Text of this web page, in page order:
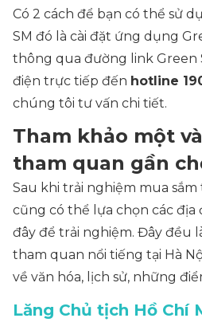
Có 2 cách để bạn có thể sử
SM đó là cài đặt ứng dụng
thông qua đường link Green
điện trực tiếp đến hotline
chúng tôi tư vấn chi tiết.
Tham khảo một
tham quan gần
Sau khi trải nghiệm mua sắm
cũng có thể lựa chọn các
đây để trải nghiệm. Đây đều
tham quan nổi tiếng tại Hà
về văn hóa, lịch sử, những
Lăng Chủ tịch Hồ Chí